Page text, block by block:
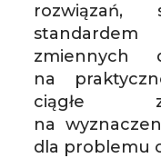
zmiennych
na
ciągłe
na
dla problemu